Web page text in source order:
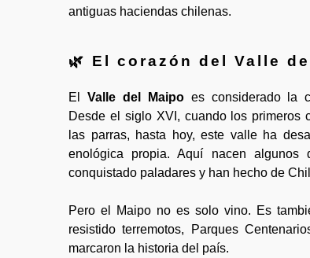
antiguas haciendas chilenas.
🌿 El corazón del Valle
El Valle del Maipoes considerado la
Desde el siglo XVI, cuando los primeros
las parras, hasta hoy, este valle ha
enológica propia. Aquí nacen
conquistado paladares y han hecho de
Pero el Maipo no es solo vino. Es
resistido terremotos, Parques
marcaron la historia del país.